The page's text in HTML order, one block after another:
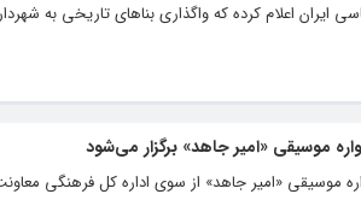
ایران اعلام کرده که واگذاری بناهای تاریخی به
موسیقی «امیر جاهد» برگزار می‌شود
موسیقی «امیر جاهد» از سوی اداره کل فرهنگی